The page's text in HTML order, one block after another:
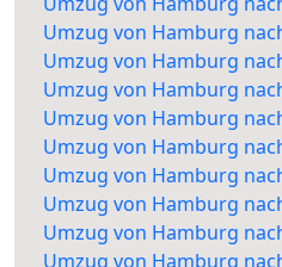
Umzug von Hamburg
Umzug von Hamburg
Umzug von Hamburg
Umzug von Hamburg
Umzug von Hamburg
Umzug von Hamburg
Umzug von Hamburg
Umzug von Hamburg
Umzug von Hamburg